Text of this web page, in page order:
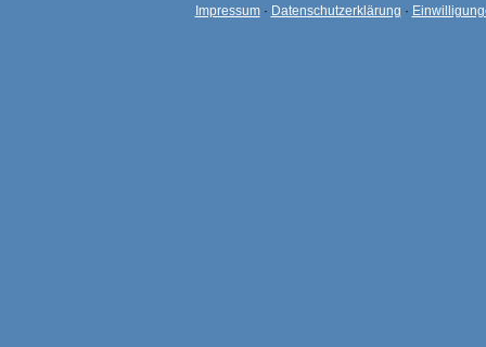
Impressum· Datenschutzerklärung ·